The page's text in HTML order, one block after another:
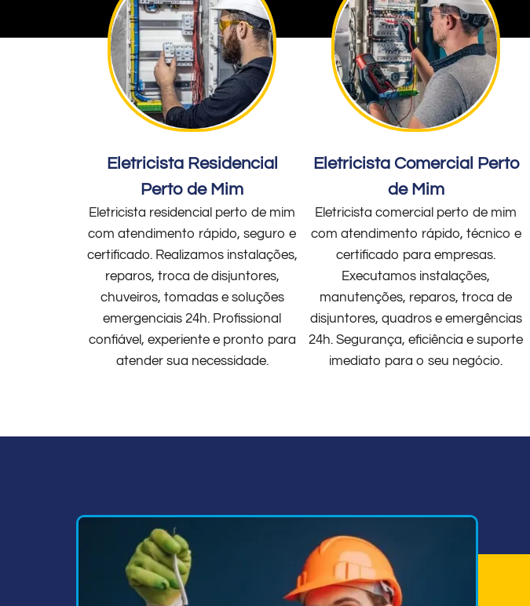
Eletricista Residencial
Perto de Mim
Eletricista residencial perto de mim
com atendimento rápido, seguro e
certificado. Realizamos instalações,
reparos, troca de disjuntores,
chuveiros, tomadas e soluções
emergenciais 24h. Profissional
confiável, experiente e pronto para
atender sua necessidade.
Eletricista Comercial Perto
de Mim
Eletricista comercial perto de mim
com atendimento rápido, técnico e
certificado para empresas.
Executamos instalações,
manutenções, reparos, troca de
disjuntores, quadros e emergências
24h. Segurança, eficiência e suporte
imediato para o seu negócio.